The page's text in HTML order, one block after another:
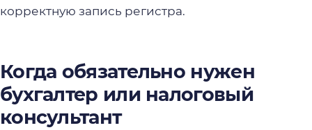
корректную запись регистра.
Когда обязательно нужен
бухгалтер или налоговый
консультант